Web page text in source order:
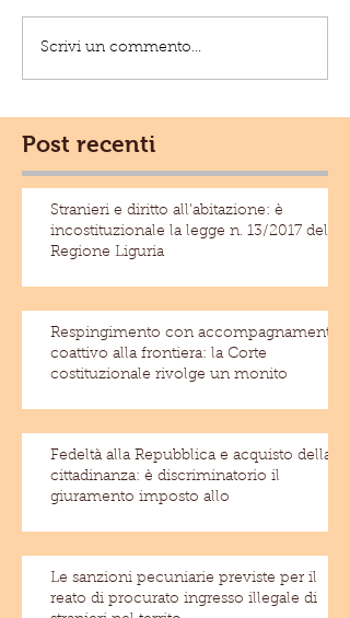
Post recenti
Scrivi un commento...
Stranieri e diritto all'abitazione: è
incostituzionale la legge n. 13/2017 della
Regione Liguria
Respingimento con accompagnamento
coattivo alla frontiera: la Corte
costituzionale rivolge un monito
Fedeltà alla Repubblica e acquisto della
cittadinanza: è discriminatorio il
giuramento imposto allo
Le sanzioni pecuniarie previste per il
reato di procurato ingresso illegale di